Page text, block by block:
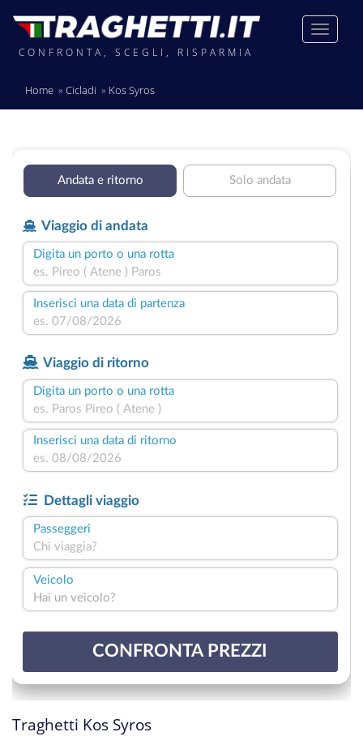
CONFRONTA, SCEGLI, RISPARMIA
Home Cicladi Kos Syros
Traghetti Kos Syros